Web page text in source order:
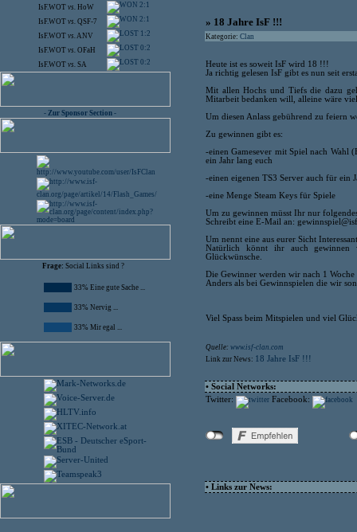
IsF.WOT vs. HoW 2:1
IsF.WOT vs. QSF-7 2:1
IsF.WOT vs.ANV 1:2
IsF.WOT vs. OFaH 0:2
IsF.WOT vs. SA 0:2
- Zur Sponsor Section -
Frage: Social Links sind ?
33% Eine gute Sache ...
33% Nervig ...
33% Mir egal ...
» 18 Jahre IsF !!!
Kategorie: Clan
Heute ist es soweit IsF wird 18 !!!
Ja richtig gelesen IsF gibt es nun seit
Mit allen Hochs und Tiefs die dazu
Mitarbeit bedanken will, alleine wäre
Um diesen Anlass gebührend zu feiern
Zu gewinnen gibt es:
-einen Gamesever mit Spiel nach Wahl
ein Jahr lang euch
-einen eigenen TS3 Server auch für ein
-eine Menge Steam Keys für Spiele
Um zu gewinnen müsst Ihr nur
Schreibt eine E-Mail an:
Um nennt eine aus eurer Sicht
Natürlich könnt ihr auch gewinnen
Glückwünsche.
Die Gewinner werden wir nach 1
Anders als bei Gewinnspielen die wir
Viel Spass beim Mitspielen und viel
Quelle: www.isf-clan.com
Link zur News: 18 Jahre IsF !!!
• Social Networks:
Twitter:
Facebook:
• Links zur News: